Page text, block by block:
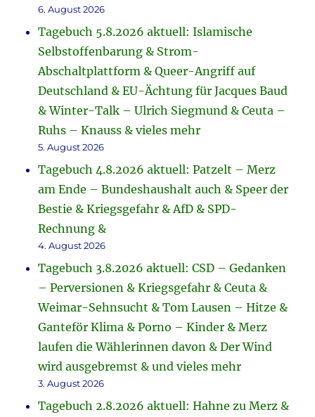
6. August 2026
Tagebuch 5.8.2026 aktuell: Islamische
Selbstoffenbarung & Strom-
Abschaltplattform & Queer-Angriff auf
Deutschland & EU-Ächtung für Jacques Baud
& Winter-Talk – Ulrich Siegmund & Ceuta –
Ruhs – Knauss & vieles mehr
5. August 2026
Tagebuch 4.8.2026 aktuell: Patzelt – Merz
am Ende – Bundeshaushalt auch & Speer der
Bestie & Kriegsgefahr & AfD & SPD-
Rechnung &
4. August 2026
Tagebuch 3.8.2026 aktuell: CSD – Gedanken
– Perversionen & Kriegsgefahr & Ceuta &
Weimar-Sehnsucht & Tom Lausen – Hitze &
Ganteför Klima & Porno – Kinder & Merz
laufen die Wählerinnen davon & Der Wind
wird ausgebremst & und vieles mehr
3. August 2026
Tagebuch 2.8.2026 aktuell: Hahne zu Merz &